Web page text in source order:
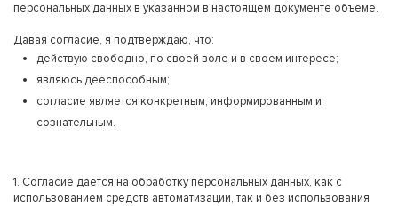
персональных данных в указанном в настоящем документе объеме.
Давая согласие, я подтверждаю, что:
действую свободно, по своей воле и в своем интересе;
являюсь дееспособным;
согласие является конкретным, информированным и
сознательным.
1. Согласие дается на обработку персональных данных, как с
использованием средств автоматизации, так и без использования